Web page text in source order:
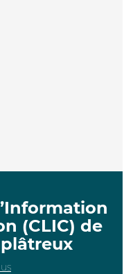
(CLIC) de